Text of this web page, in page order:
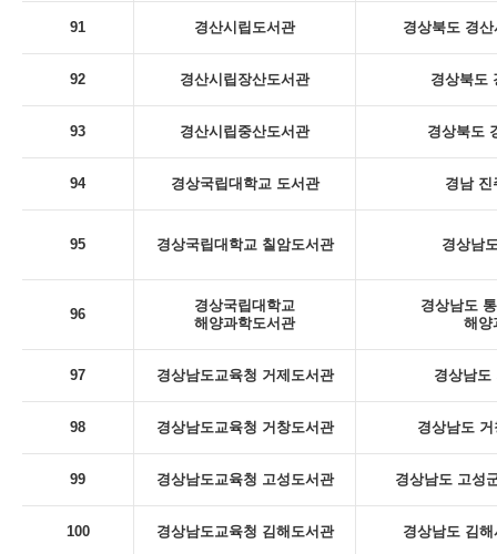
91 경산시립도서관 경상북도 경
92 경산시립장산도서관 경상북도
93 경산시립중산도서관 경상북도
94 경상국립대학교 도서관 경남 진
95 경상국립대학교 칠암도서관 경상남
96
경상국립대학교
해양과학도서관
경상남도
해양
97 경상남도교육청 거제도서관 경상남도
98 경상남도교육청 거창도서관 경상남도
99 경상남도교육청 고성도서관 경상남도 고성
100 경상남도교육청 김해도서관 경상남도 김